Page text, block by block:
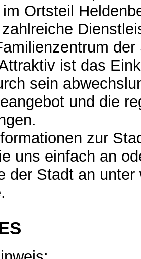
Ortsteil
ist das
sein
und die
zur
uns einfach an
der Stadt an unter